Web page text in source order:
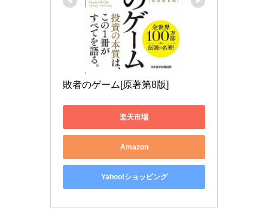
敗者のゲーム[原著第8版]
楽天市場
Amazon
Yahoo!ショッピング